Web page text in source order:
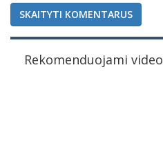
SKAITYTI KOMENTARUS
Rekomenduojami video